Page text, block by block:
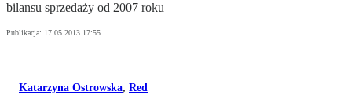
bilansu sprzedaży od 2007 roku
Publikacja: 17.05.2013 17:55
Katarzyna Ostrowska, Red